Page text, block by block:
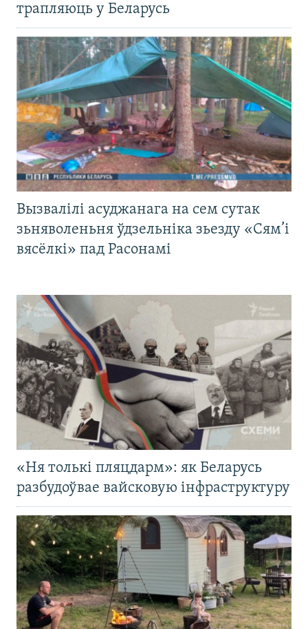
трапляюць у Беларусь
Вызвалілі асуджанага на сем сутак
зьняволеньня ўдзельніка зьезду «Сям’і
вясёлкі» пад Расонамі
«Ня толькі пляцдарм»: як Беларусь
разбудоўвае вайсковую інфраструктуру